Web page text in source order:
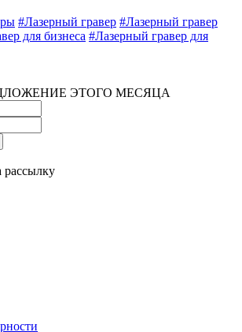
#Лазерный гравер #Лазерный гравер
для бизнеса #Лазерный гравер для
ЭТОГО МЕСЯЦА